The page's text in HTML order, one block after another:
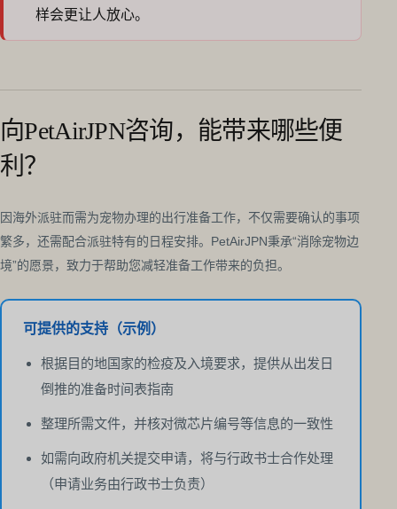
样会更让人放心。
向PetAirJPN咨询，能带来哪些便
利？
因海外派驻而需为宠物办理的出行准备工作，不仅需要确认的事项
繁多，还需配合派驻特有的日程安排。PetAirJPN秉承“消除宠物边
境”的愿景，致力于帮助您减轻准备工作带来的负担。
可提供的支持（示例）
根据目的地国家的检疫及入境要求，提供从出发日
倒推的准备时间表指南
整理所需文件，并核对微芯片编号等信息的一致性
如需向政府机关提交申请，将与行政书士合作处理
（申请业务由行政书士负责）